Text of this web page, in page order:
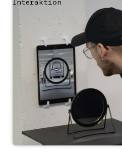
Interaktion